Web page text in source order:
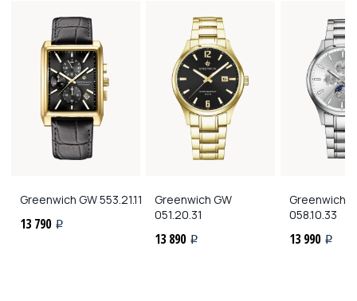
Greenwich GW 553.21.11
13 790 i
Greenwich GW
051.20.31
13 890 i
Greenwich
058.10.33
13 990 i